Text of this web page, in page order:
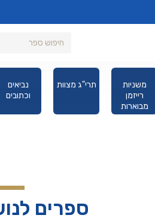
נביאים
וכתובים
תרי"ג מצוות
משניות
רייזמן
מבוארות
מהדורת כיס
ספרים